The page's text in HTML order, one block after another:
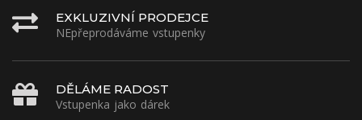
EXKLUZIVNÍ PRODEJCE
NEpřeprodáváme vstupenky
DĚLÁME RADOST
Vstupenka jako dárek